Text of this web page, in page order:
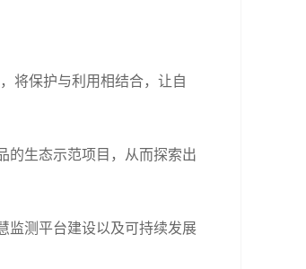
将保护与利用相结合，让自
生态示范项目，从而探索出
测平台建设以及可持续发展